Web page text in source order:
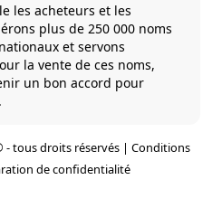
les acheteurs et les
plus de 250 000 noms
et servons
la vente de ces noms,
un bon accord pour
tous droits réservés | Conditions
de confidentialité